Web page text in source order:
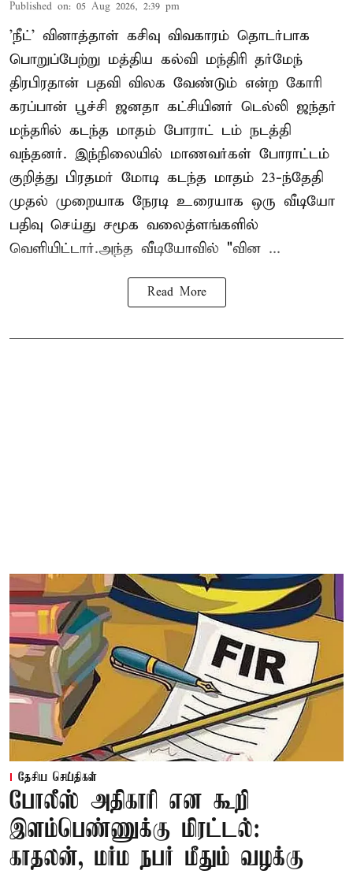
Published on: 05 Aug 2026, 2:39 pm
'நீட்' வினாத்தாள் கசிவு விவகாரம் தொடர்பாக
பொறுப்பேற்று மத்திய கல்வி மந்திரி தர்மேந்
திரபிரதான் பதவி விலக வேண்டும் என்ற கோரி
கரப்பான் பூச்சி ஜனதா கட்சியினர் டெல்லி ஜந்தர்
மந்தரில் கடந்த மாதம் போராட் டம் நடத்தி
வந்தனர். இந்நிலையில் மாணவர்கள் போராட்டம்
குறித்து பிரதமர் மோடி கடந்த மாதம் 23-ந்தேதி
முதல் முறையாக நேரடி உரையாக ஒரு வீடியோ
பதிவு செய்து சமூக வலைத்ளங்களில்
வெளியிட்டார்.அந்த வீடியோவில் "வின ...
Read More
தேசிய செய்திகள்
போலீஸ் அதிகாரி என கூறி
இளம்பெண்ணுக்கு மிரட்டல்:
காதலன், மர்ம நபர் மீதும் வழக்கு